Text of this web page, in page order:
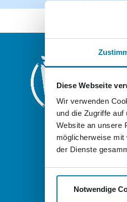
Diese Webseite
Wir verwenden
und die Zugriffe
Website an unsere
möglicherweise
der Dienste
Notwendige
der